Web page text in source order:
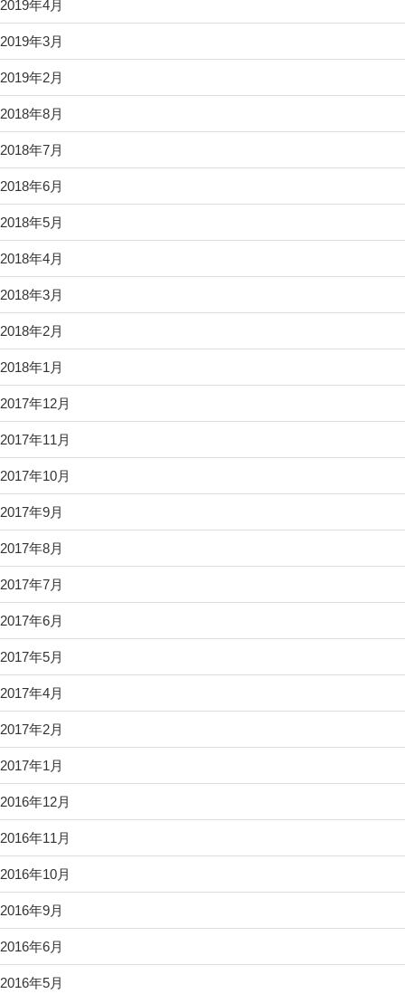
2019年4月
2019年3月
2019年2月
2018年8月
2018年7月
2018年6月
2018年5月
2018年4月
2018年3月
2018年2月
2018年1月
2017年12月
2017年11月
2017年10月
2017年9月
2017年8月
2017年7月
2017年6月
2017年5月
2017年4月
2017年2月
2017年1月
2016年12月
2016年11月
2016年10月
2016年9月
2016年6月
2016年5月